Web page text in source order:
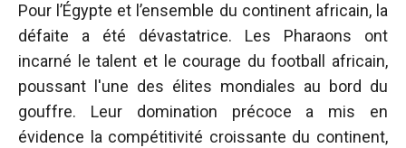
Pour l’Égypte et l’ensemble du continent africain, la
défaite a été dévastatrice. Les Pharaons ont
incarné le talent et le courage du football africain,
poussant l'une des élites mondiales au bord du
gouffre. Leur domination précoce a mis en
évidence la compétitivité croissante du continent,